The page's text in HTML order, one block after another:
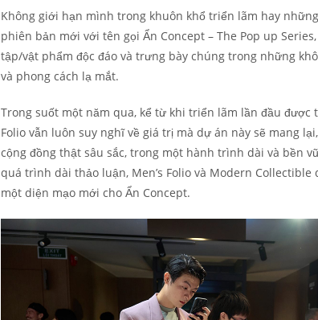
Không giới hạn mình trong khuôn khổ triển lãm hay
phiên bản mới với tên gọi Ẩn Concept – The Pop up
tập/vật phẩm độc đáo và trưng bày chúng trong những
và phong cách lạ mắt.
Trong suốt một năm qua, kể từ khi triển lãm lần đầu được
Folio vẫn luôn suy nghĩ về giá trị mà dự án này sẽ mang
cộng đồng thật sâu sắc, trong một hành trình dài và bền
quá trình dài thảo luận, Men’s Folio và Modern
một diện mạo mới cho Ẩn Concept.